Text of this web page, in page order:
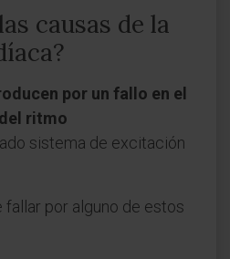
causas de la
por un fallo en el
ritmo
sistema de excitación
fallar por alguno de estos